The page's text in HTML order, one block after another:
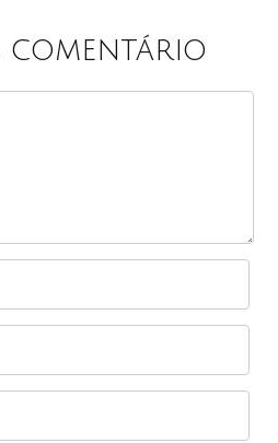
comentário